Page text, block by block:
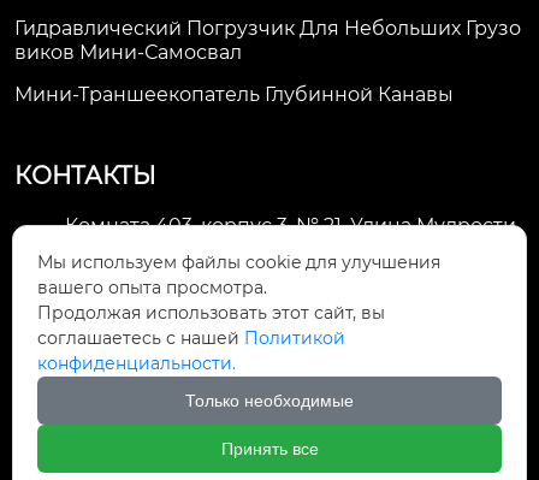
Гидравлический Погрузчик Для Небольших Грузо
Виков Мини-Самосвал
Мини-Траншеекопатель Глубинной Канавы
КОНТАКТЫ
Комната 403, корпус 3, № 21, Улица Мудрости,
Зона экономического развития Хуэйшань,
город Уси
li@futaogroup.com

Мы используем файлы cookie для улучшения
вашего опыта просмотра.
Продолжая использовать этот сайт, вы
соглашаетесь с нашей Политикой
конфиденциальности.
Только необходимые
Принять все